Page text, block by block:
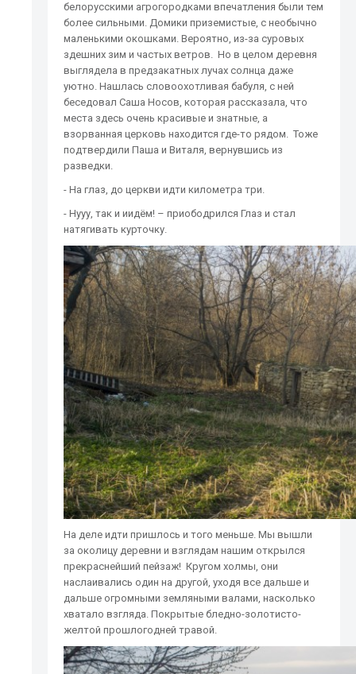
белорусскими агрогородками впечатления были тем
более сильными. Домики приземистые, с необычно
маленькими окошками. Вероятно, из-за суровых
здешних зим и частых ветров. Но в целом деревня
выглядела в предзакатных лучах солнца даже
уютно. Нашлась словоохотливая бабуля, с ней
беседовал Саша Носов, которая рассказала, что
места здесь очень красивые и знатные, а
взорванная церковь находится где-то рядом. Тоже
подтвердили Паша и Виталя, вернувшись из
разведки.
- На глаз, до церкви идти километра три.
- Нууу, так и иидём! – приободрился Глаз и стал
натягивать курточку.
На деле идти пришлось и того меньше. Мы вышли
за околицу деревни и взглядам нашим открылся
прекраснейший пейзаж! Кругом холмы, они
наслаивались один на другой, уходя все дальше и
дальше огромными земляными валами, насколько
хватало взгляда. Покрытые бледно-золотисто-
желтой прошлогодней травой.